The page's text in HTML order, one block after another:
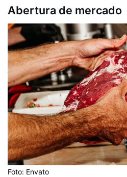
Abertura de mercado
Foto: Envato